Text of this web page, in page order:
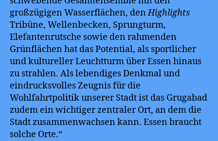
großzügigen Wasserflächen, denHighlights
Tribüne, Wellenbecken, Sprungturm,
Elefantenrutsche sowie den rahmenden
Grünflächen hat das Potential, als sportlicher
und kultureller Leuchtturm über Essen hinaus
zu strahlen. Als lebendiges Denkmal und
eindrucksvolles Zeugnis für die
Wohlfahrtpolitik unserer Stadt ist das Grugabad
zudem ein wichtiger zentraler Ort, an dem die
Stadt zusammenwachsen kann. Essen braucht
solche Orte.“